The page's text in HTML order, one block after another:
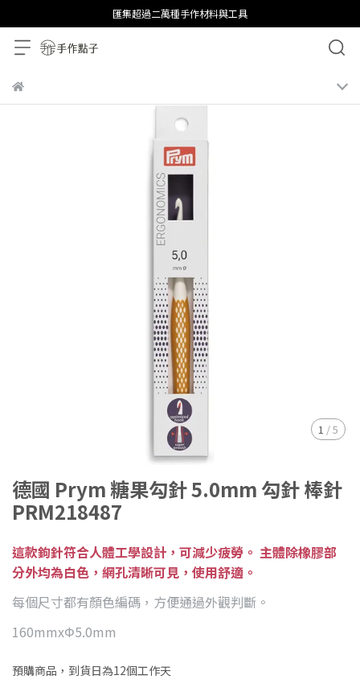
匯集超過二萬種手作材料與工具
1 /5
德國 Prym 糖果勾針 5.0mm 勾針 棒針
PRM218487
這款鉤針符合人體工學設計，可減少疲勞。 主體除橡膠部
分外均為白色，網孔清晰可見，使用舒適。
每個尺寸都有顏色編碼，方便通過外觀判斷。
160mmxΦ5.0mm
預購商品，到貨日為12個工作天